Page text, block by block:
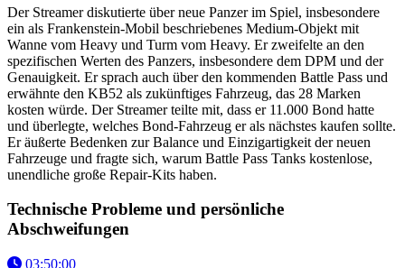
Der Streamer diskutierte über neue Panzer im Spiel, insbesondere
ein als Frankenstein-Mobil beschriebenes Medium-Objekt mit
Wanne vom Heavy und Turm vom Heavy. Er zweifelte an den
spezifischen Werten des Panzers, insbesondere dem DPM und der
Genauigkeit. Er sprach auch über den kommenden Battle Pass und
erwähnte den KB52 als zukünftiges Fahrzeug, das 28 Marken
kosten würde. Der Streamer teilte mit, dass er 11.000 Bond hatte
und überlegte, welches Bond-Fahrzeug er als nächstes kaufen sollte.
Er äußerte Bedenken zur Balance und Einzigartigkeit der neuen
Fahrzeuge und fragte sich, warum Battle Pass Tanks kostenlose,
unendliche große Repair-Kits haben.
Technische Probleme und persönliche
Abschweifungen
03:50:00